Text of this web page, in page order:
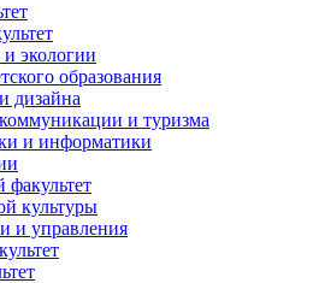
экологии
образования
дизайна
и туризма
и информатики
факультет
культуры
и управления